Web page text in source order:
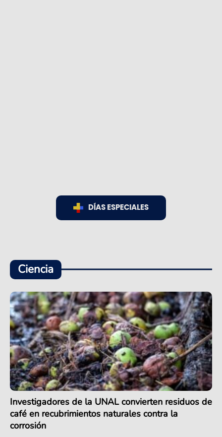
DÍAS ESPECIALES
Ciencia
Investigadores de la UNAL convierten residuos de
café en recubrimientos naturales contra la
corrosión